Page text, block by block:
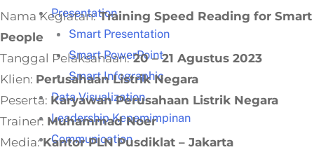
Presentation
Smart Presentation
Smart PowerPoint
Smart Infographic
Data Visualization
Leadership Kepemimpinan
Communication
Nama Kegiatan:Training Speed Reading for Smart
People
Tanggal Pelaksanaan:20 – 21 Agustus 2023
Klien: Perusahaan Listrik Negara
Peserta: Karyawan Perusahaan Listrik Negara
Trainer: Muhammad Noer
Media:Kantor PLN Pusdiklat – Jakarta